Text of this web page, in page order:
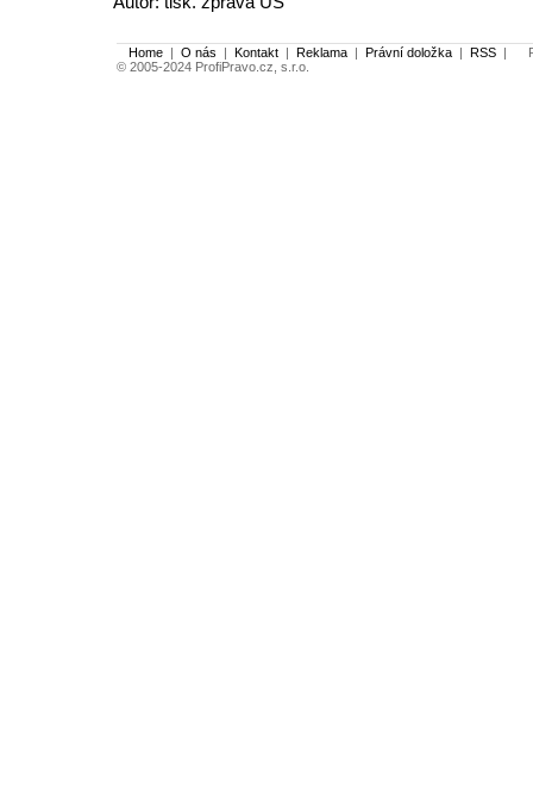
Home | O nás | Kontakt | Reklama | Právní doložka | RSS |
© 2005-2024 ProfiPravo.cz, s.r.o.